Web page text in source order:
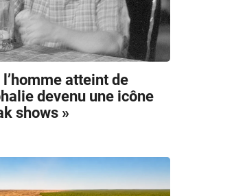
atteint de
devenu une icône
shows »